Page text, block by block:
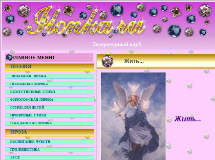
Литературный клуб
ГЛАВНОЕ МЕНЮ
ПОЭЗИЯ
ЛЮБОВНАЯ ЛИРИКА
ПЕЙЗАЖНАЯ ЛИРИКА
БОЖЕСТВЕННЫЕ СТИХИ
ФИЛОСОФСКАЯ ЛИРИКА
СТИХИ ДЛЯ ДЕТЕЙ
ИРОНИЧНЫЕ СТИХИ
ГРАЖДАНСКАЯ ЛИРИКА
ПРОЗА
ВОСПИТАНИЕ ЧУВСТВ
ПУБЛИЦИСТИКА
ЭССЕ
Жить...
Жить...